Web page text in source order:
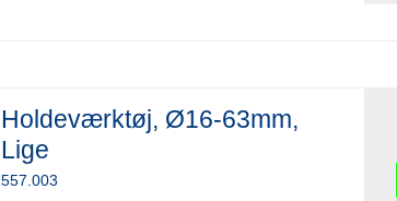
Holdeværktøj, Ø16-63mm,
Lige
557.003